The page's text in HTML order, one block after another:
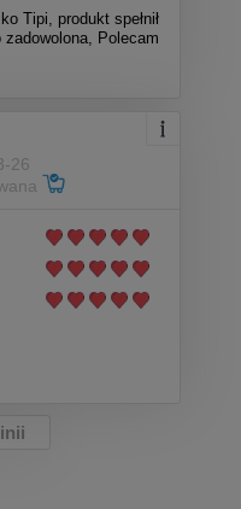
Tipi, produkt spełnił
Polecam
26